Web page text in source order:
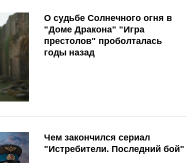
О судьбе Солнечного огня в
"Доме Дракона" "Игра
престолов" проболталась
годы назад
Чем закончился сериал
"Истребители. Последний бой"